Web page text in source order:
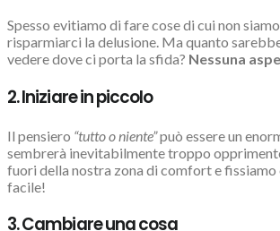
Spesso evitiamo di fare cose di cui non
risparmiarci la delusione. Ma quanto
vedere dove ci porta la sfida? Nessuna
2. Iniziare in piccolo
Il pensiero “tutto o niente”può essere un
sembrerà inevitabilmente troppo
fuori della nostra zona di comfort e
facile!
3. Cambiare una cosa